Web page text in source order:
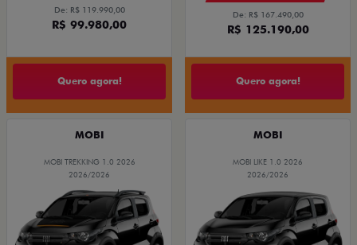
De: R$ 119.990,00
R$ 99.980,00
Quero agora!
De: R$ 167.490,00
R$ 125.190,00
Quero agora!
MOBI
MOBI TREKKING 1.0 2026
2026/2026
MOBI
MOBI LIKE 1.0 2026
2026/2026